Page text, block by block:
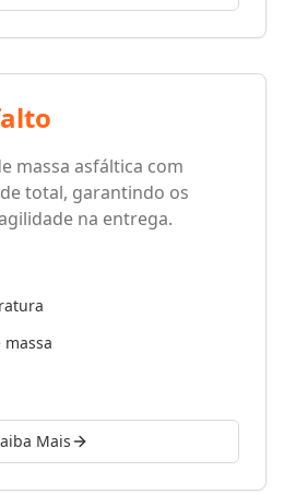
massa asfáltica com
total, garantindo os
na entrega.
Mais